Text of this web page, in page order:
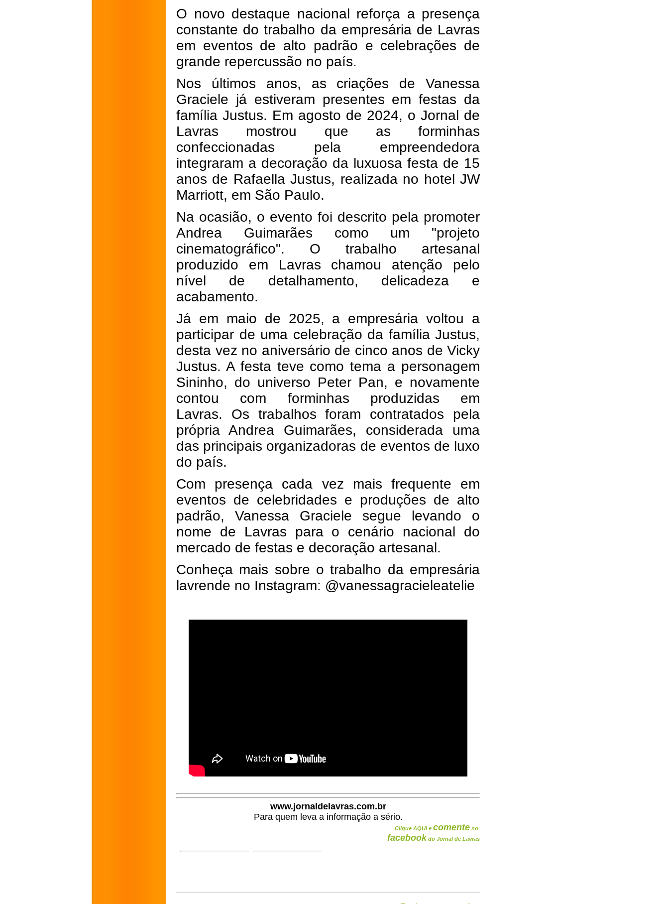
O novo destaque nacional reforça a presença
constante do trabalho da empresária de Lavras
em eventos de alto padrão e celebrações de
grande repercussão no país.
Nos últimos anos, as criações de Vanessa
Graciele já estiveram presentes em festas da
família Justus. Em agosto de 2024, o Jornal de
Lavras mostrou que as forminhas
confeccionadas pela empreendedora
integraram a decoração da luxuosa festa de 15
anos de Rafaella Justus, realizada no hotel JW
Marriott, em São Paulo.
Na ocasião, o evento foi descrito pela promoter
Andrea Guimarães como um "projeto
cinematográfico". O trabalho artesanal
produzido em Lavras chamou atenção pelo
nível de detalhamento, delicadeza e
acabamento.
Já em maio de 2025, a empresária voltou a
participar de uma celebração da família Justus,
desta vez no aniversário de cinco anos de Vicky
Justus. A festa teve como tema a personagem
Sininho, do universo Peter Pan, e novamente
contou com forminhas produzidas em
Lavras. Os trabalhos foram contratados pela
própria Andrea Guimarães, considerada uma
das principais organizadoras de eventos de luxo
do país.
Com presença cada vez mais frequente em
eventos de celebridades e produções de alto
padrão, Vanessa Graciele segue levando o
nome de Lavras para o cenário nacional do
mercado de festas e decoração artesanal.
Conheça mais sobre o trabalho da empresária
lavrende no Instagram: @vanessagracieleatelie
www.jornaldelavras.com.br
Para quem leva a informação a sério.
Clique AQUI e comente no
facebook do Jornal de Lavras